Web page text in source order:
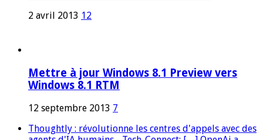
2 avril 2013 12
Mettre à jour Windows 8.1 Preview vers
Windows 8.1 RTM
12 septembre 2013 7
Thoughtly : révolutionne les centres d'appels avec des